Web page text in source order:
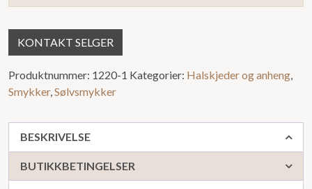
KONTAKT SELGER
Produktnummer: 1220-1 Kategorier: Halskjeder og anheng
Smykker, Sølvsmykker
BESKRIVELSE
BUTIKKBETINGELSER